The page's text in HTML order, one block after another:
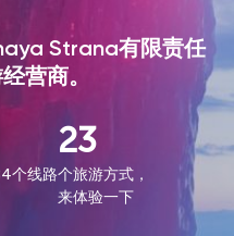
Strana有限责任
营商。
个线路
23
个旅游方式，
来体验一下